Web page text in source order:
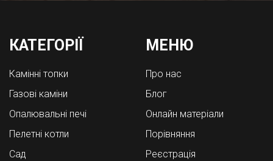
КАТЕГОРІЇ
Камінні топки
Газові каміни
Опалювальні печі
Пелетні котли
Cад
МЕНЮ
Про нас
Блог
Онлайн матеріали
Порівняння
Реєстрація